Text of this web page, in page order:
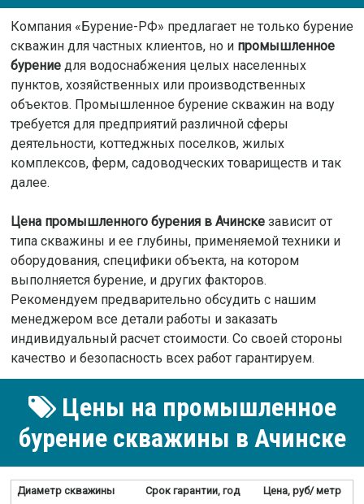
Компания «Бурение-РФ» предлагает не только бурение
скважин для частных клиентов, но и промышленное
бурениедля водоснабжения целых населенных
пунктов, хозяйственных или производственных
объектов. Промышленное бурение скважин на воду
требуется для предприятий различной сферы
деятельности, коттеджных поселков, жилых
комплексов, ферм, садоводческих товариществ и так
далее.
Цена промышленного бурения в Ачинскезависит от
типа скважины и ее глубины, применяемой техники и
оборудования, специфики объекта, на котором
выполняется бурение, и других факторов.
Рекомендуем предварительно обсудить с нашим
менеджером все детали работы и заказать
индивидуальный расчет стоимости. Со своей стороны
качество и безопасность всех работ гарантируем.
Цены на промышленное
бурение скважины в Ачинске
Диаметр скважины Срок гарантии, год
Цена, руб/ метр